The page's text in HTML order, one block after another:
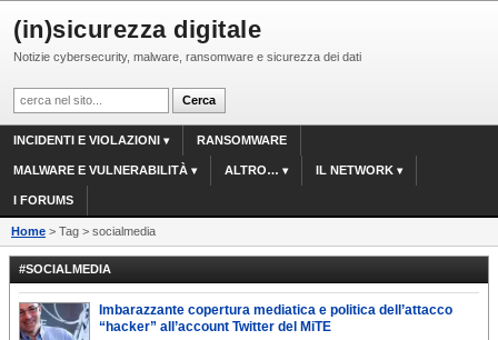
(in)sicurezza digitale
Notizie cybersecurity, malware, ransomware e sicurezza dei dati
INCIDENTI E VIOLAZIONI RANSOMWARE
MALWARE E VULNERABILITÀ ALTRO… IL NETWORK
I FORUMS
Home > Tag > socialmedia
#SOCIALMEDIA
Imbarazzante copertura mediatica e politica dell’attacco
“hacker” all’account Twitter del MiTE